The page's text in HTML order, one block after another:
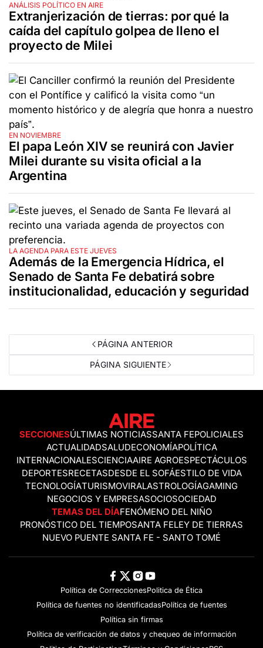
ANÁLISIS POLÍTICO EN AIRE
Extranjerización de tierras: por qué la
caída del capítulo golpea de lleno el
proyecto de Milei
EN NOVIEMBRE
El papa León XIV se reunirá con Javier
Milei durante su visita oficial a la
Argentina
LA AGENDA PARA ESTE JUEVES
Además de la Emergencia Hídrica, el
Senado de Santa Fe debatirá sobre
institucionalidad, educación y seguridad
PÁGINA ANTERIOR
PÁGINA SIGUIENTE
SECCIONESÚLTIMAS NOTICIASSANTA FEPOLICIALES
ACTUALIDADSALUDECONOMÍAPOLÍTICA
INTERNACIONALESCIENCIAAIRE AGROESPECTÁCULOS
DEPORTESRECETASDESDE EL SOFÁESTILO DE VIDA
TECNOLOGÍATURISMOVIRALASTROLOGÍAGAMING
NEGOCIOS Y EMPRESASOCIOSOCIEDAD
TEMAS DEL DÍAFENÓMENO DEL NIÑO
PRONÓSTICO DEL TIEMPOSANTA FELEY DE TIERRAS
NUEVO PUENTE SANTA FE - SANTO TOMÉ
Política de CorreccionesPolitica de Ética
Política de fuentes no identificadasPolítica de fuentes
Política sin firmas
Política de verificación de datos y chequeo de información